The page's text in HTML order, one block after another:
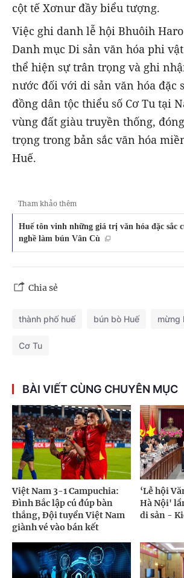
cột tế Xơnur đầy biểu tượng.
Việc ghi danh lễ hội Bhuôih
Danh mục Di sản văn hóa phi
thể hiện sự trân trọng và ghi
nước đối với di sản văn hóa đặc
đồng dân tộc thiểu số Cơ Tu tại
vùng đất giàu truyền thống,
trọng trong bản sắc văn hóa
Huế.
Tham khảo thêm
Huế tôn vinh những giá trị văn hóa đặc sắc
nghề làm bún Vân Cù
Chia sẻ
thành phố huế bún bò Huế mừng
Cơ Tu
BÀI VIẾT CÙNG CHUYÊN MỤC
Việt Nam 3-1 Campuchia:
Đình Bắc lập cú đúp bàn
thắng, Đội tuyển Việt Nam
giành vé vào bán kết
‘Lễ hội
Hà Nội'
di sản -